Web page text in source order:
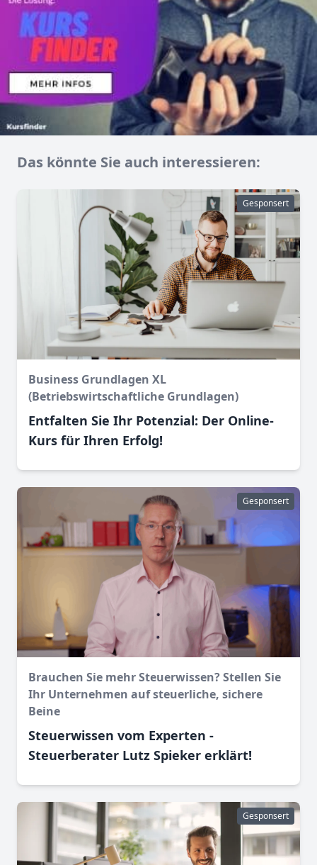
Das könnte Sie auch interessieren:
Gesponsert
Business Grundlagen XL
(Betriebswirtschaftliche Grundlagen)
Entfalten Sie Ihr Potenzial: Der Online-
Kurs für Ihren Erfolg!
Gesponsert
Brauchen Sie mehr Steuerwissen? Stellen Sie
Ihr Unternehmen auf steuerliche, sichere
Beine
Steuerwissen vom Experten -
Steuerberater Lutz Spieker erklärt!
Gesponsert